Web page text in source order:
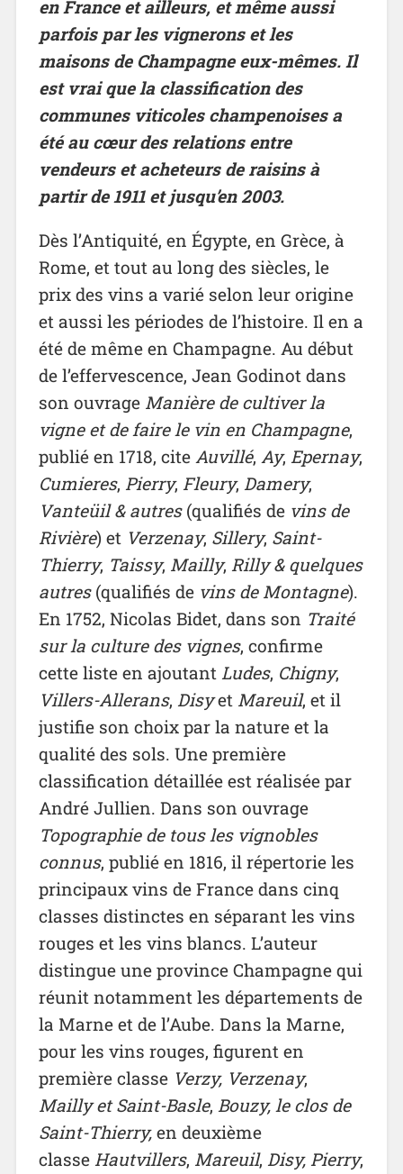
en France et ailleurs, et même aussi
parfois par les vignerons et les
maisons de Champagne eux-mêmes. Il
est vrai que la classification des
communes viticoles champenoises a
été au cœur des relations entre
vendeurs et acheteurs de raisins à
partir de 1911 et jusqu’en 2003.
Dès l’Antiquité, en Égypte, en Grèce, à
Rome, et tout au long des siècles, le
prix des vins a varié selon leur origine
et aussi les périodes de l’histoire. Il en a
été de même en Champagne. Au début
de l’effervescence, Jean Godinot dans
son ouvrage Manière de cultiver la
vigne et de faire le vin en Champagne,
publié en 1718, citeAuvillé, Ay, Epernay,
Cumieres, Pierry, Fleury, Damery,
Vanteüil & autres(qualifiés de vins de
Rivière) et Verzenay, Sillery, Saint-
Thierry, Taissy, Mailly, Rilly & quelques
autres(qualifiés de vins de Montagne).
En 1752, Nicolas Bidet, dans son Traité
sur la culture des vignes, confirme
cette liste en ajoutant Ludes, Chigny,
Villers-Allerans, Disyet Mareuil, et il
justifie son choix par la nature et la
qualité des sols. Une première
classification détaillée est réalisée par
André Jullien. Dans son ouvrage
Topographie de tous les vignobles
connus, publié en 1816, il répertorie les
principaux vins de France dans cinq
classes distinctes en séparant les vins
rouges et les vins blancs. L’auteur
distingue une province Champagne qui
réunit notamment les départements de
la Marne et de l’Aube. Dans la Marne,
pour les vins rouges, figurent en
première classe Verzy, Verzenay,
Mailly et Saint-Basle, Bouzy, le clos de
Saint-Thierry,en deuxième
classe Hautvillers, Mareuil, Disy, Pierry,